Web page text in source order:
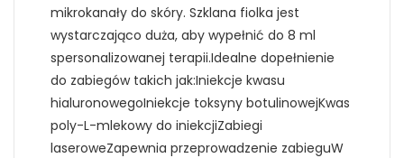
mikrokanały do skóry. Szklana fiolka jest
wystarczająco duża, aby wypełnić do 8 ml
spersonalizowanej terapii.Idealne dopełnienie
do zabiegów takich jak:Iniekcje kwasu
hialuronowegoIniekcje toksyny botulinowejKwas
poly-L-mlekowy do iniekcjiZabiegi
laseroweZapewnia przeprowadzenie zabieguW